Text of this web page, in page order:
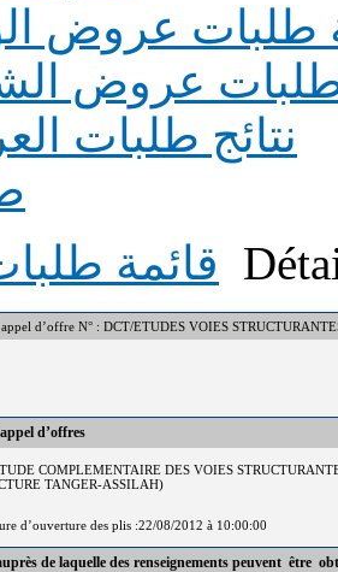
طلبات عروض
طلبات عروض
نتائج طلبات
قائمة
d’offre N° : DCT/ETUDES VOIES
d’offres
COMPLEMENTAIRE DES VOIES
TANGER-ASSILAH)
d’ouverture des plis :22/08/2012 à 10:00:00
de laquelle des renseignements peuvent être